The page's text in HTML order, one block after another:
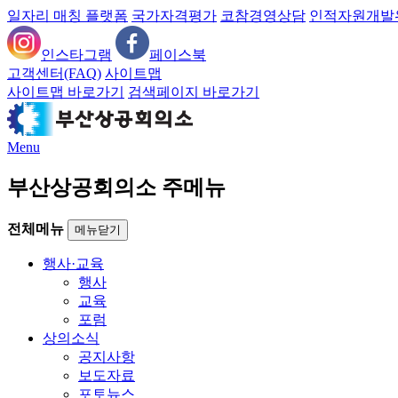
일자리 매칭 플랫폼 국가자격평가 코참경영상담 인적자원개발
인스타그램
페이스북
고객센터(FAQ) 사이트맵
사이트맵 바로가기
검색페이지 바로가기
Menu
부산상공회의소 주메뉴
전체메뉴 메뉴닫기
행사·교육
행사
교육
포럼
상의소식
공지사항
보도자료
포토뉴스